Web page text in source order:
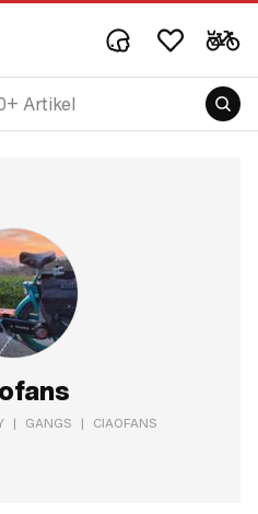
| GANGS | CIAOFANS